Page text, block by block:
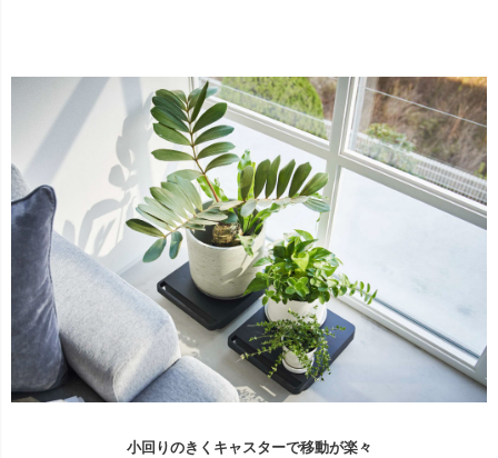
小回りのきくキャスターで移動が楽々